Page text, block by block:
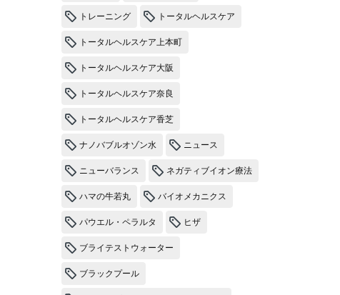
トレーニング トータルヘルスケア
トータルヘルスケア上本町
トータルヘルスケア大阪
トータルヘルスケア奈良
トータルヘルスケア香芝
ナノバブルオゾン水 ニュース
ニューバランス ネガティブイオン療法
ハマの牛若丸 バイオメカニクス
パウエル・ペラルタ ヒザ
ブライテストウォーター
ブラックプール